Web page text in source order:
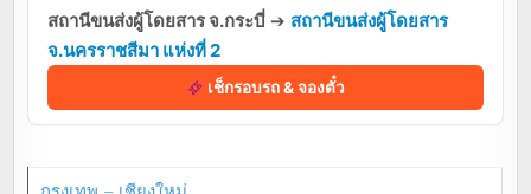
สถานีขนส่งผู้โดยสาร จ.กระบี่ ➔ สถานีขนส่งผู้โดยสาร
จ.นครราชสีมา แห่งที่ 2
เช็กรอบรถ & จองตั๋ว